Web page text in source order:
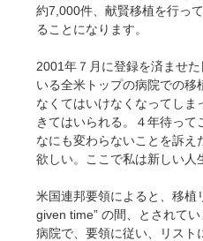
約7,000件、献賢移植を行っ
ることになります。
2001年７月に登録を済ませ
いる全米トップの病院での
なくてはいけなくなってし
きてはいられる。４年待って
なにも変わらないことを訴
欲しい。ここで私は新しい人
米国連邦要領によると、移植
given time” の間、とされて
病院で、要領に従い、リスト